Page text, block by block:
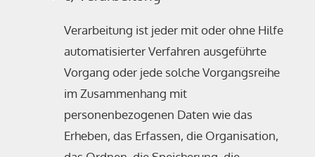
Verarbeitung ist jeder mit oder ohne Hilfe
automatisierter Verfahren ausgeführte
Vorgang oder jede solche Vorgangsreihe
im Zusammenhang mit
personenbezogenen Daten wie das
Erheben, das Erfassen, die Organisation,